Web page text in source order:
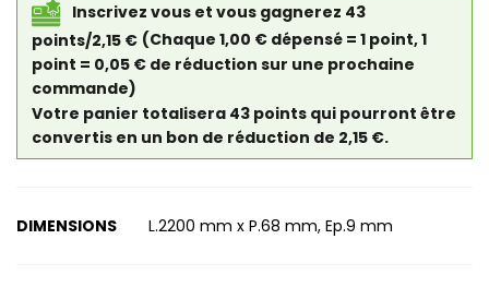
Inscrivez vous et vous gagnerez 43
points/2,15 € (Chaque 1,00 € dépensé = 1 point, 1
point = 0,05 € de réduction sur une prochaine
commande)
Votre panier totalisera 43 points qui pourront être
convertis en un bon de réduction de 2,15 €.
DIMENSIONS L.2200 mm x P.68 mm, Ep.9 mm